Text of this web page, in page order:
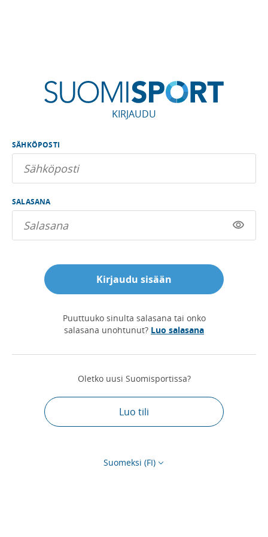
KIRJAUDU
SÄHKÖPOSTI
SALASANA
Kirjaudu sisään
Puuttuuko sinulta salasana tai onko
salasana unohtunut? Luo salasana
Oletko uusi Suomisportissa?
Luo tili
Suomeksi (FI)